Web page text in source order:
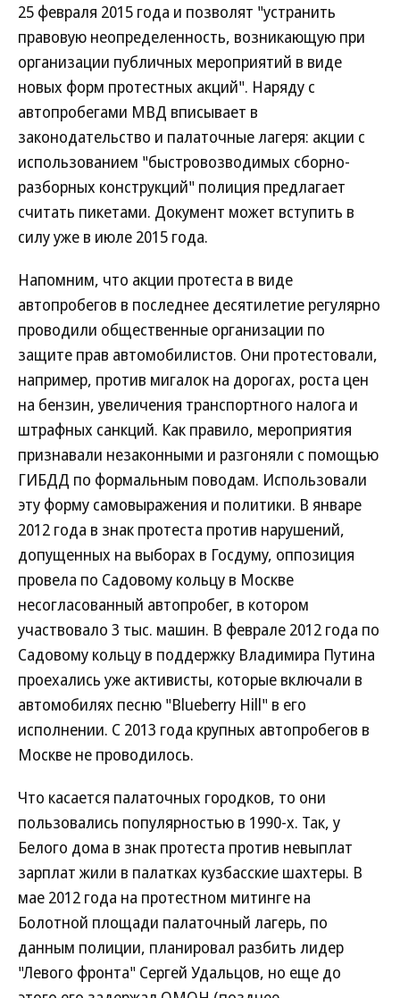
25 февраля 2015 года и позволят "устранить
правовую неопределенность, возникающую при
организации публичных мероприятий в виде
новых форм протестных акций". Наряду с
автопробегами МВД вписывает в
законодательство и палаточные лагеря: акции с
использованием "быстровозводимых сборно-
разборных конструкций" полиция предлагает
считать пикетами. Документ может вступить в
силу уже в июле 2015 года.
Напомним, что акции протеста в виде
автопробегов в последнее десятилетие регулярно
проводили общественные организации по
защите прав автомобилистов. Они протестовали,
например, против мигалок на дорогах, роста цен
на бензин, увеличения транспортного налога и
штрафных санкций. Как правило, мероприятия
признавали незаконными и разгоняли с помощью
ГИБДД по формальным поводам. Использовали
эту форму самовыражения и политики. В январе
2012 года в знак протеста против нарушений,
допущенных на выборах в Госдуму, оппозиция
провела по Садовому кольцу в Москве
несогласованный автопробег, в котором
участвовало 3 тыс. машин. В феврале 2012 года по
Садовому кольцу в поддержку Владимира Путина
проехались уже активисты, которые включали в
автомобилях песню "Blueberry Hill" в его
исполнении. С 2013 года крупных автопробегов в
Москве не проводилось.
Что касается палаточных городков, то они
пользовались популярностью в 1990-х. Так, у
Белого дома в знак протеста против невыплат
зарплат жили в палатках кузбасские шахтеры. В
мае 2012 года на протестном митинге на
Болотной площади палаточный лагерь, по
данным полиции, планировал разбить лидер
"Левого фронта" Сергей Удальцов, но еще до